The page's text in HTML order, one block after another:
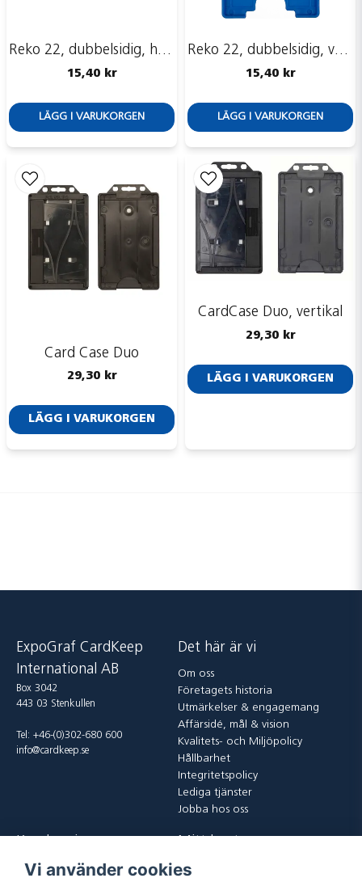
Reko 22, dubbelsidig, horisontell
15,40 kr
LÄGG I VARUKORGEN
Reko 22, dubbelsidig, vertikal
15,40 kr
LÄGG I VARUKORGEN
Card Case Duo
29,30 kr
LÄGG I VARUKORGEN
CardCase Duo, vertikal
29,30 kr
LÄGG I VARUKORGEN
ExpoGraf CardKeep
International AB
Box 3042
443 03 Stenkullen
Tel: +46-(0)302-680 600
info@cardkeep.se
Det här är vi
Om oss
Företagets historia
Utmärkelser & engagemang
Affärsidé, mål & vision
Kvalitets- och Miljöpolicy
Hållbarhet
Integritetspolicy
Lediga tjänster
Jobba hos oss
Kontakta oss Logga in
Vi använder cookies